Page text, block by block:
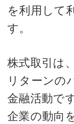
を利用して
す。
株式取引は
リターンの
金融活動で
企業の動向